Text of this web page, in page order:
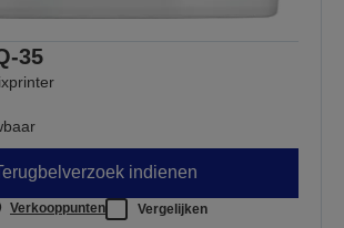
35
indienen
Verkooppunten Vergelijken